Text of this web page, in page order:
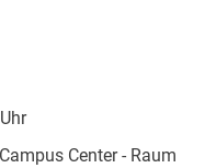
Center - Raum